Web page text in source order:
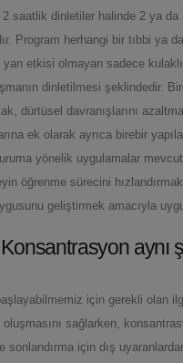
saatlik dinletiler halinde 2 ya da
Program herhangi bir tıbbi ya
etkisi olmayan sadece
dinletilmesi şeklindedir.
dürtüsel davranışlarını
ek olarak ayrıca birebir
yönelik uygulamalar
öğrenme sürecini
geliştirmek amacıyla
aynı
için gerekli olan
oluşmasını sağlarken,
sonlandırma için dış